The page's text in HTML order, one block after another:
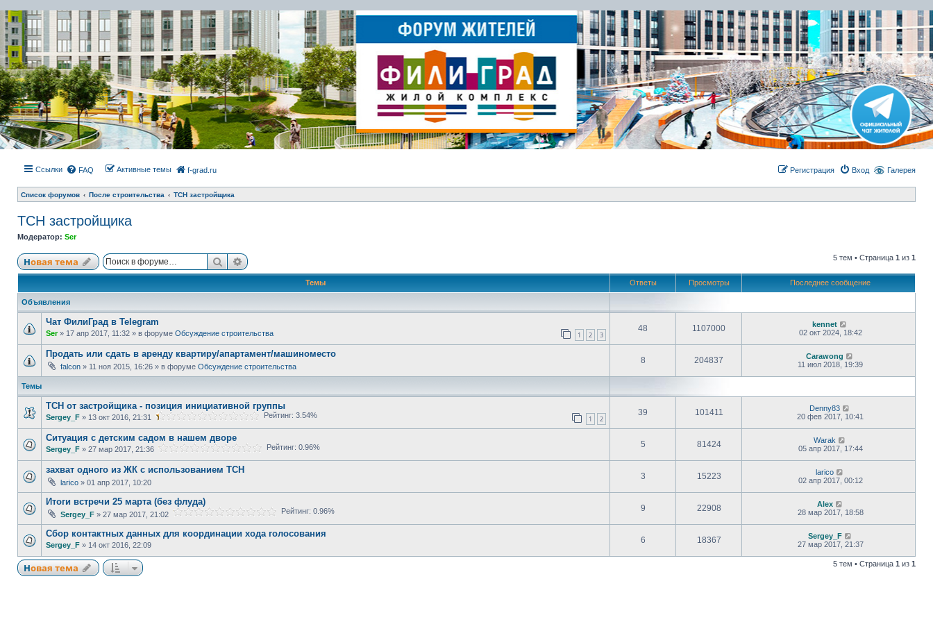
Ссылки Галерея
FAQ Активные темы f-grad.ru Вход
Регистрация
Список форумов После строительства ТСН застройщика
ТСН застройщика
Модератор: Ser
Новая тема ПоискРасширенный поиск 5 тем • Страница 1 из 1
Темы Ответы Просмотры Последнее сообщение
Объявления
Чат ФилиГрад в Telegram
Ser» 17 апр 2017, 11:32 » в форуме Обсуждение строительства 1 2 3
48 1107000
kennet
02 окт 2024, 18:42
Продать или сдать в аренду квартиру/апартамент/машиноместо
falcon » 11 ноя 2015, 16:26 » в форуме Обсуждение строительства
8 204837
Carawong
11 июл 2018, 19:39
Темы
ТСН от застройщика - позиция инициативной группы
Sergey_F » 13 окт 2016, 21:31 1 2
Рейтинг: 3.54% 39 101411
Denny83
20 фев 2017, 10:41
Ситуация с детским садом в нашем дворе
Sergey_F » 27 мар 2017, 21:36 Рейтинг: 0.96% 5 81424
Warak
05 апр 2017, 17:44
захват одного из ЖК с использованием ТСН
larico » 01 апр 2017, 10:20
3 15223
larico
02 апр 2017, 00:12
Итоги встречи 25 марта (без флуда)
Sergey_F » 27 мар 2017, 21:02 Рейтинг: 0.96% 9 22908
Alex
28 мар 2017, 18:58
Сбор контактных данных для координации хода голосования
Sergey_F » 14 окт 2016, 22:09
6 18367
Sergey_F
27 мар 2017, 21:37
Новая тема 5 тем • Страница 1 из 1